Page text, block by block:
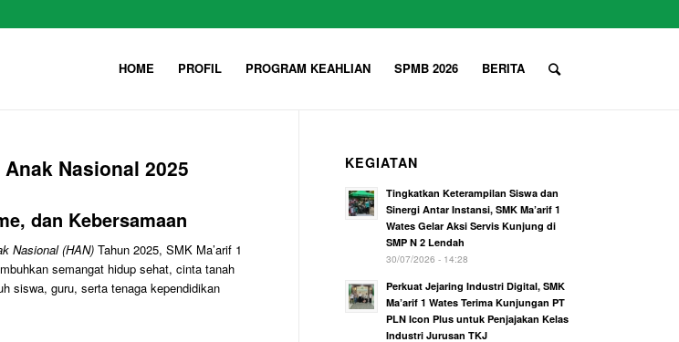
HOME PROFIL PROGRAM KEAHLIAN SPMB 2026 BERITA
Nasional 2025
dan Kebersamaan
Nasional (HAN) Tahun 2025, SMK Ma’arif 1
semangat hidup sehat, cinta tanah
siswa, guru, serta tenaga kependidikan
KEGIATAN
Tingkatkan Keterampilan Siswa dan
Sinergi Antar Instansi, SMK Ma’arif 1
Wates Gelar Aksi Servis Kunjung di
SMP N 2 Lendah
30/07/2026 - 14:28
Perkuat Jejaring Industri Digital, SMK
Ma’arif 1 Wates Terima Kunjungan PT
PLN Icon Plus untuk Penjajakan Kelas
Industri Jurusan TKJ